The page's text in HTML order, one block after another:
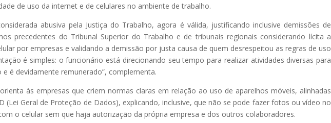
de uso da internet e de celulares no ambiente de trabalho.
abusiva pela Justiça do Trabalho, agora é válida, justificando inclusive demissões de
precedentes do Tribunal Superior do Trabalho e de tribunais regionais considerando lícita a
por empresas e validando a demissão por justa causa de quem desrespeitou as regras de uso
é simples: o funcionário está direcionando seu tempo para realizar atividades diversas para
é devidamente remunerado”, complementa.
às empresas que criem normas claras em relação ao uso de aparelhos móveis, alinhadas
(Lei Geral de Proteção de Dados), explicando, inclusive, que não se pode fazer fotos ou vídeo no
o celular sem que haja autorização da própria empresa e dos outros colaboradores.